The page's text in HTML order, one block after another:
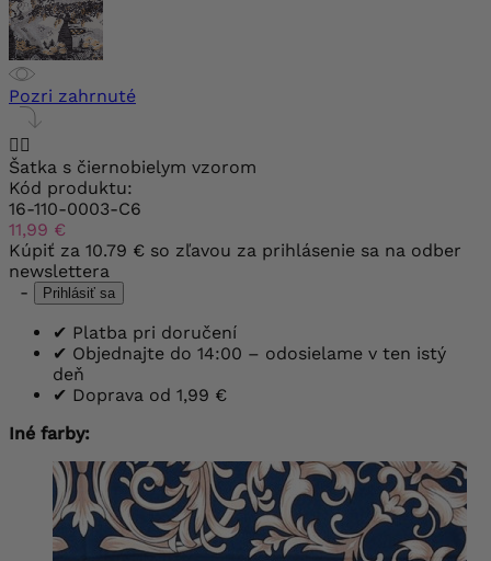
Pozri zahrnuté
 
Šatka s čiernobielym vzorom
Kód produktu:
16-110-0003-C6
11,99 €
Kúpiť za 10.79 € so zľavou za prihlásenie sa na odber
newslettera
-
Prihlásiť sa
✔ Platba pri doručení
✔ Objednajte do 14:00 – odosielame v ten istý
deň
✔ Doprava od 1,99 €
Iné farby: